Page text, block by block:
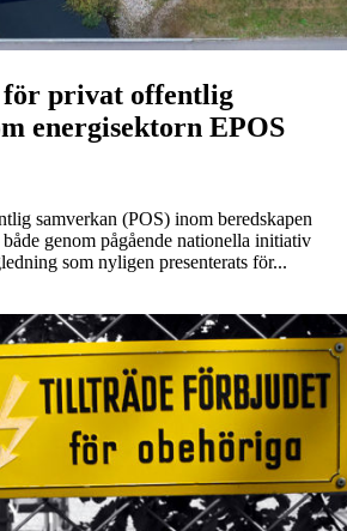
för privat offentlig
energisektorn EPOS
samverkan (POS) inom beredskapen
genom pågående nationella initiativ
som nyligen presenterats för...